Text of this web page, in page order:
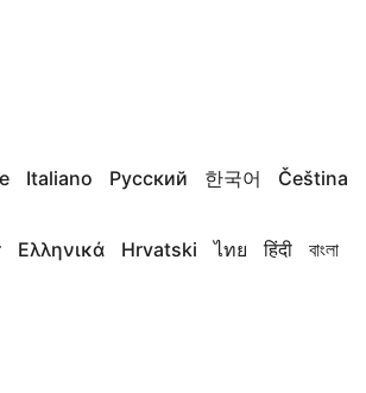
Italiano Русский 한국어 Čeština
Ελληνικά Hrvatski ไทย हिंदी বাংলা